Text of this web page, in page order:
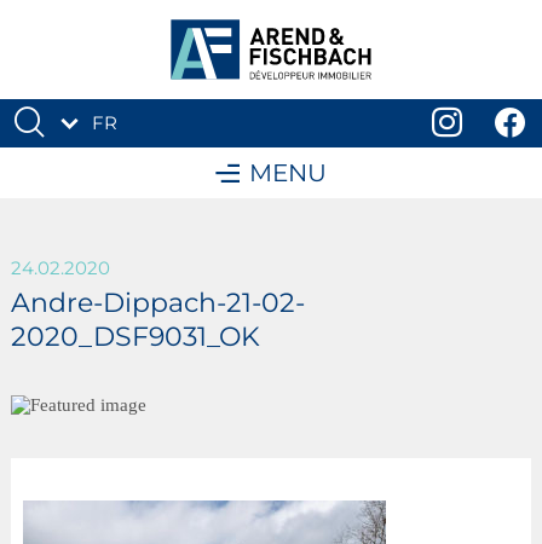
FR
MENU
24.02.2020
Andre-Dippach-21-02-
2020_DSF9031_OK